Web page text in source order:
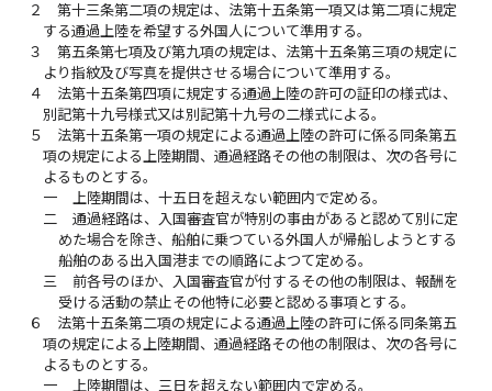
２
第十三条第二項の規定は、法第十五条第一項又は第二項に規定
する通過上陸を希望する外国人について準用する。
３
第五条第七項及び第九項の規定は、法第十五条第三項の規定に
より指紋及び写真を提供させる場合について準用する。
４
法第十五条第四項に規定する通過上陸の許可の証印の様式は、
別記第十九号様式又は別記第十九号の二様式による。
５
法第十五条第一項の規定による通過上陸の許可に係る同条第五
項の規定による上陸期間、通過経路その他の制限は、次の各号に
よるものとする。
一
上陸期間は、十五日を超えない範囲内で定める。
二
通過経路は、入国審査官が特別の事由があると認めて別に定
めた場合を除き、船舶に乗つている外国人が帰船しようとする
船舶のある出入国港までの順路によつて定める。
三
前各号のほか、入国審査官が付するその他の制限は、報酬を
受ける活動の禁止その他特に必要と認める事項とする。
６
法第十五条第二項の規定による通過上陸の許可に係る同条第五
項の規定による上陸期間、通過経路その他の制限は、次の各号に
よるものとする。
一
上陸期間は、三日を超えない範囲内で定める。